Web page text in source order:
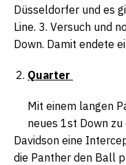
Düsseldorfer und es
Line. 3. Versuch und
Down. Damit endete
Quarter
Mit einem langen
neues 1st Down
Davidson eine
die Panther den Ball